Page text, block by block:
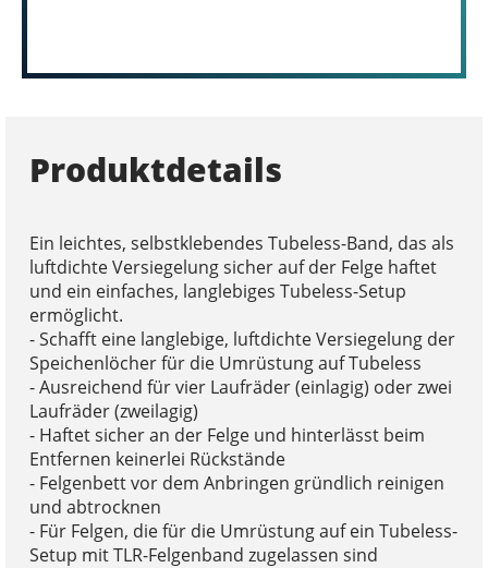
Produktdetails
Ein leichtes, selbstklebendes Tubeless-Band, das als
luftdichte Versiegelung sicher auf der Felge haftet
und ein einfaches, langlebiges Tubeless-Setup
ermöglicht.
- Schafft eine langlebige, luftdichte Versiegelung der
Speichenlöcher für die Umrüstung auf Tubeless
- Ausreichend für vier Laufräder (einlagig) oder zwei
Laufräder (zweilagig)
- Haftet sicher an der Felge und hinterlässt beim
Entfernen keinerlei Rückstände
- Felgenbett vor dem Anbringen gründlich reinigen
und abtrocknen
- Für Felgen, die für die Umrüstung auf ein Tubeless-
Setup mit TLR-Felgenband zugelassen sind